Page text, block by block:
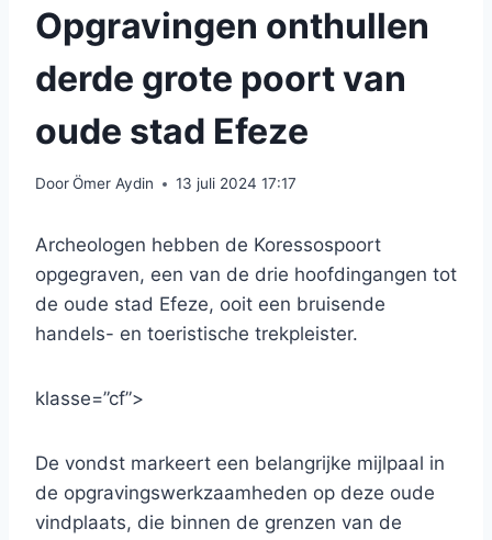
Opgravingen onthullen
derde grote poort van
oude stad Efeze
DoorÖmer Aydin 13 juli 2024 17:17
Archeologen hebben de Koressospoort
opgegraven, een van de drie hoofdingangen tot
de oude stad Efeze, ooit een bruisende
handels- en toeristische trekpleister.
klasse=”cf”>
De vondst markeert een belangrijke mijlpaal in
de opgravingswerkzaamheden op deze oude
vindplaats, die binnen de grenzen van de